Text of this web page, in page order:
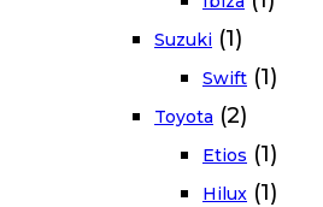
Suzuki (1)
Swift (1)
Toyota (2)
Etios (1)
Hilux (1)